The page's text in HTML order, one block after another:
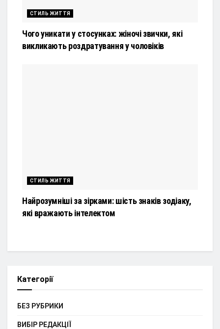
СТИЛЬ ЖИТТЯ
Чого уникати у стосунках: жіночі звички, які
викликають роздратування у чоловіків
СТИЛЬ ЖИТТЯ
Найрозумніші за зірками: шість знаків зодіаку,
які вражають інтелектом
Категорії
БЕЗ РУБРИКИ
ВИБІР РЕДАКЦІЇ